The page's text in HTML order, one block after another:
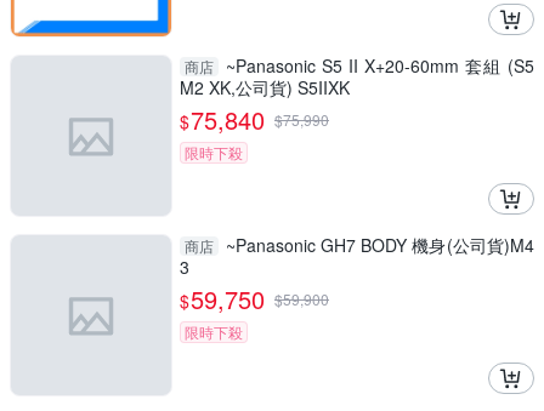
商店
~Panasonic S5 II X+20-60mm 套組 (S5
M2 XK,公司貨) S5IIXK
$75,840 $75,990
限時下殺
商店
~Panasonic GH7 BODY 機身(公司貨)M4
3
$59,750 $59,900
限時下殺